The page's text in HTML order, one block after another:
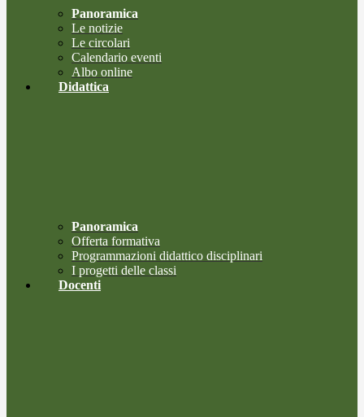
Panoramica
Le notizie
Le circolari
Calendario eventi
Albo online
Didattica
Panoramica
Offerta formativa
Programmazioni didattico disciplinari
I progetti delle classi
Docenti